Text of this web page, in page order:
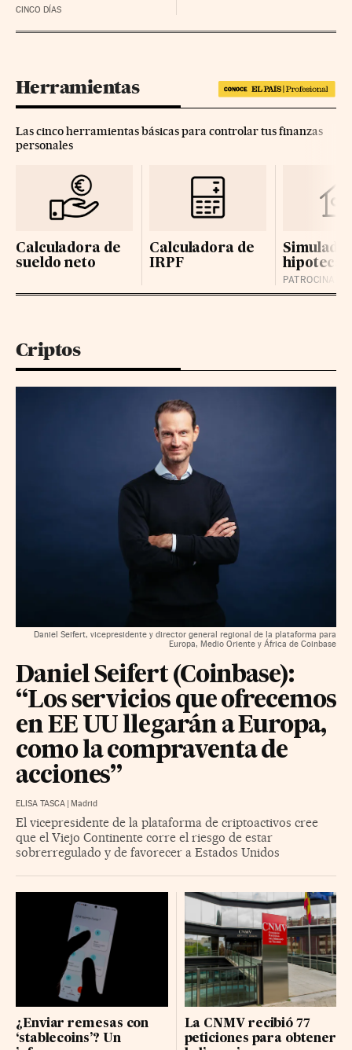
CINCO DÍAS
Herramientas
Las cinco herramientas básicas para controlar tus finanzas
personales
Calculadora de
sueldo neto
Calculadora de
IRPF
hipotecas
Criptos
Daniel Seifert, vicepresidente y director general regional de la plataforma para
Europa, Medio Oriente y África de Coinbase
Daniel Seifert (Coinbase):
“Los servicios que ofrecemos
en EE UU llegarán a Europa,
como la compraventa de
acciones”
ELISA TASCA Madrid
El vicepresidente de la plataforma de criptoactivos cree
que el Viejo Continente corre el riesgo de estar
sobrerregulado y de favorecer a Estados Unidos
¿Enviar remesas con
‘stablecoins’? Un
La CNMV recibió 77
peticiones para obtener